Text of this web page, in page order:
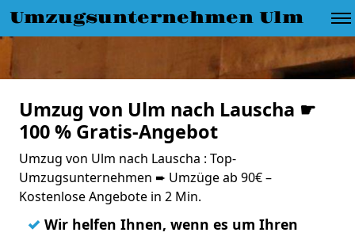
Umzugsunternehmen Ulm
Umzug von Ulm nach Lauscha ☛
100 % Gratis-Angebot
Umzug von Ulm nach Lauscha : Top-
Umzugsunternehmen ➨ Umzüge ab 90€ –
Kostenlose Angebote in 2 Min.
✓ Wir helfen Ihnen, wenn es um Ihren